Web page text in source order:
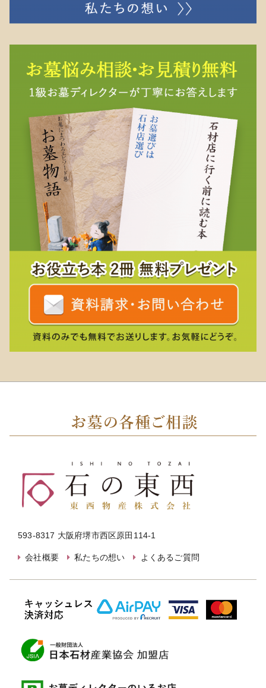
593-8317 大阪府堺市西区原田114-1
会社概要 私たちの想い よくあるご質問